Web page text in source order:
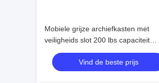
Mobiele grijze archiefkasten met
veiligheids slot 200 lbs capaciteit
corrosiebeschermingsplank systeem
Vind de beste prijs